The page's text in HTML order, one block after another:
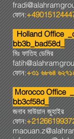
ফোন:
Holland Office
bb3b_bad58d_
মিঃ ফাতিহ ডেমির
ফোন:+৩১ ৬৮৬৪
Morocco Office
bb3cf58d_
জনাব মাউয়ান জুহাইর
ফোন: